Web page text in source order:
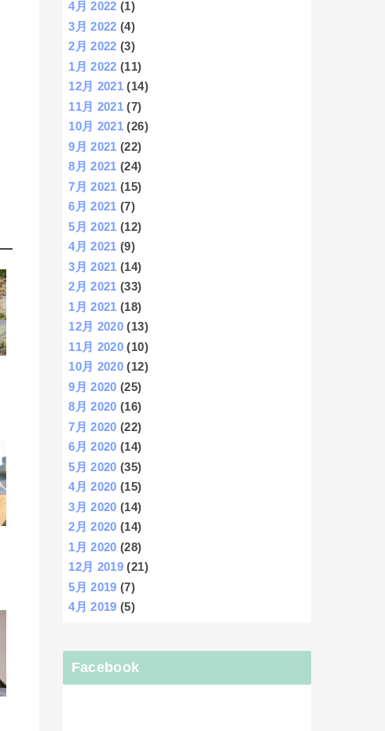
4月 2022 (1)
3月 2022 (4)
2月 2022 (3)
1月 2022 (11)
12月 2021 (14)
11月 2021 (7)
10月 2021 (26)
9月 2021 (22)
8月 2021 (24)
7月 2021 (15)
6月 2021 (7)
5月 2021 (12)
4月 2021 (9)
3月 2021 (14)
2月 2021 (33)
1月 2021 (18)
12月 2020 (13)
11月 2020 (10)
10月 2020 (12)
9月 2020 (25)
8月 2020 (16)
7月 2020 (22)
6月 2020 (14)
5月 2020 (35)
4月 2020 (15)
3月 2020 (14)
2月 2020 (14)
1月 2020 (28)
12月 2019 (21)
5月 2019 (7)
4月 2019 (5)
Facebook